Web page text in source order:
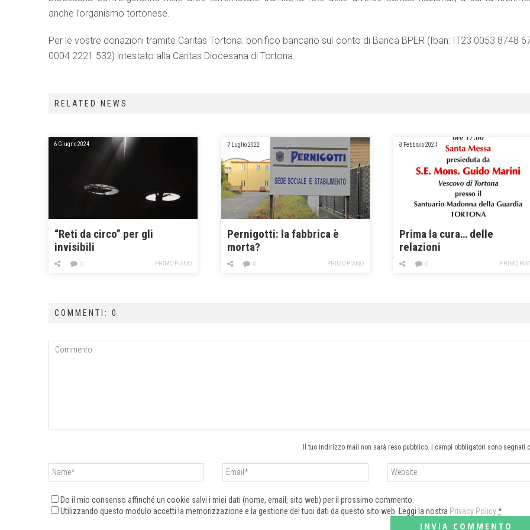
anche l’organismo tortonese.
Per le vostre donazioni tramite Caritas Tortona: bonifico bancario sul conto di Banca BPER (Iban: IT23 0053 8748
0004 2221 532) intestato alla Caritas Diocesana di Tortona.
RELATED NEWS
6 Giugno 2024
“Reti da circo” per gli
invisibili
PRIMO PIANO
0
7 Luglio 2022
Pernigotti: la fabbrica è
morta?
PRIMO PIANO
0
8 Febbraio 2024
Prima la cura… delle
relazioni
PRIMO
0
COMMENTI: 0
Il tuo indirizzo mail non sarà reso pubblico. I campi obbligatori sono segnati
Do il mio consenso affinché un cookie salvi i miei dati (nome, email, sito web) per il prossimo commento.
Utilizzando questo modulo accetti la memorizzazione e la gestione dei tuoi dati da questo sito web. Leggi la nostra Privacy Policy*